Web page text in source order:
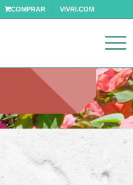
COMPRAR VIVRI.COM